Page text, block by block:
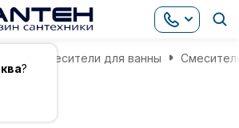
?
Смесители для ванны